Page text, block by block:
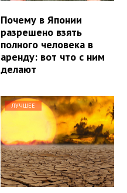
Почему в Японии
разрешено взять
полного человека в
аренду: вот что с ним
делают
ЛУЧШЕЕ